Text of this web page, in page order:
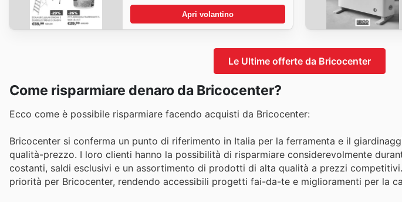
Apri volantino
Le Ultime offerte da Bricocenter
Come risparmiare denaro da Bricocenter?
Ecco come è possibile risparmiare facendo acquisti da Bricocenter:
Bricocenter si conferma un punto di riferimento in Italia per la ferramenta e il
qualità-prezzo. I loro clienti hanno la possibilità di risparmiare considerevolmente
costanti, saldi esclusivi e un assortimento di prodotti di alta qualità a prezzi
priorità per Bricocenter, rendendo accessibili progetti fai-da-te e miglioramenti per la